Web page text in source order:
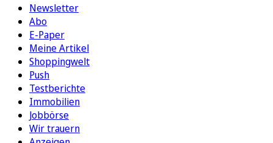
Newsletter
Abo
E-Paper
Meine Artikel
Shoppingwelt
Push
Testberichte
Immobilien
Jobbörse
Wir trauern